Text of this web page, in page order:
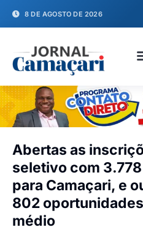
8 DE AGOSTO DE 2026
Abertas as
seletivo com
para Camaçari, e
802
médio